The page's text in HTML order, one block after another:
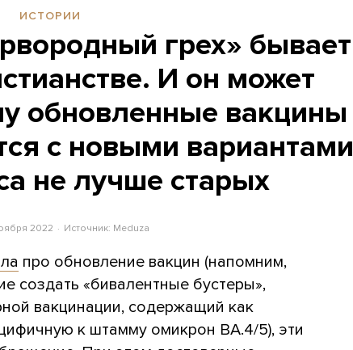
ИСТОРИИ
грех» бывает
И он может
обновленные вакцины
с новыми вариантами
не лучше старых
2022 Источник: Meduza
про обновление вакцин (напомним,
создать «бивалентные бустеры»,
вакцинации, содержащий как
к штамму омикрон ВА.4/5), эти